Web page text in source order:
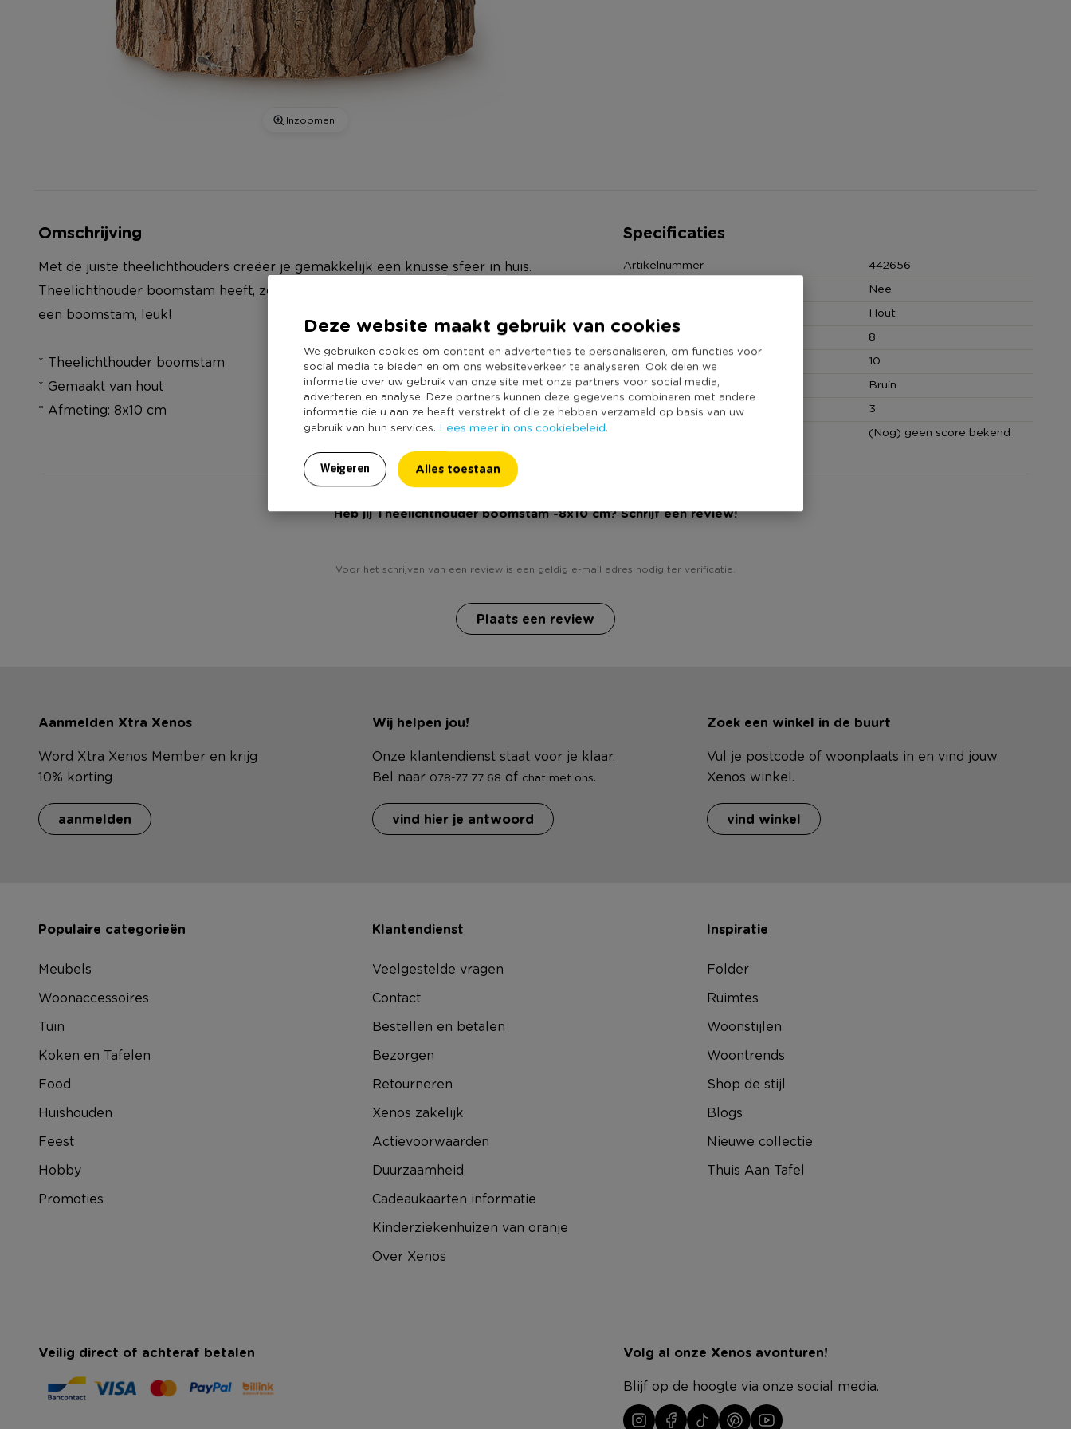
Deze website maakt gebruik van cookies
We gebruiken cookies om content en advertenties te personaliseren, om functies voor
social media te bieden en om ons websiteverkeer te analyseren. Ook delen we
informatie over uw gebruik van onze site met onze partners voor social media,
adverteren en analyse. Deze partners kunnen deze gegevens combineren met andere
informatie die u aan ze heeft verstrekt of die ze hebben verzameld op basis van uw
gebruik van hun services. Lees meer in ons cookiebeleid.
Weigeren Alles toestaan
Inzoomen
Omschrijving
Met de juiste theelichthouders creëer je gemakkelijk een knusse sfeer in huis.
Theelichthouder boomstam heeft, zoals de naam al doet vermoeden, iets weg van
een boomstam, leuk!
* Theelichthouder boomstam
* Gemaakt van hout
* Afmeting: 8x10 cm
Specificaties
Artikelnummer
442656
Nee
Hout
Diameter (cm)
8
Producthoogte (cm)
10
Kleur
Bruin
Minimale bestelhoeveelheid
3
(Nog) geen score bekend
Heb jij Theelichthouder boomstam -8x10 cm? Schrijf een review!
Voor het schrijven van een review is een geldig e-mail adres nodig ter verificatie.
Plaats een review
Aanmelden Xtra Xenos
Word Xtra Xenos Member en krijg
10% korting
aanmelden
Wij helpen jou!
Onze klantendienst staat voor je klaar.
Bel naar 078-77 77 68 of chat met ons.
vind hier je antwoord
Zoek een winkel in de buurt
Vul je postcode of woonplaats in en vind jouw
Xenos winkel.
vind winkel
Populaire categorieën
Meubels
Woonaccessoires
Tuin
Koken en Tafelen
Food
Huishouden
Feest
Hobby
Promoties
Klantendienst
Veelgestelde vragen
Contact
Bestellen en betalen
Bezorgen
Retourneren
Xenos zakelijk
Actievoorwaarden
Duurzaamheid
Cadeaukaarten informatie
Kinderziekenhuizen van oranje
Over Xenos
Inspiratie
Folder
Ruimtes
Woonstijlen
Woontrends
Shop de stijl
Blogs
Nieuwe collectie
Thuis Aan Tafel
Veilig direct of achteraf betalen Volg al onze Xenos avonturen!
Blijf op de hoogte via onze social media.